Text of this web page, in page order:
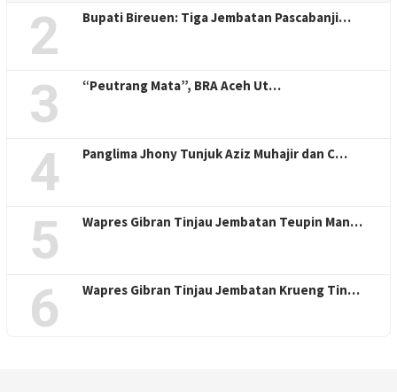
2 Bupati Bireuen: Tiga Jembatan Pascabanji…
3 “Peutrang Mata”, BRA Aceh Ut…
4 Panglima Jhony Tunjuk Aziz Muhajir dan C…
5 Wapres Gibran Tinjau Jembatan Teupin Man…
6 Wapres Gibran Tinjau Jembatan Krueng Tin…